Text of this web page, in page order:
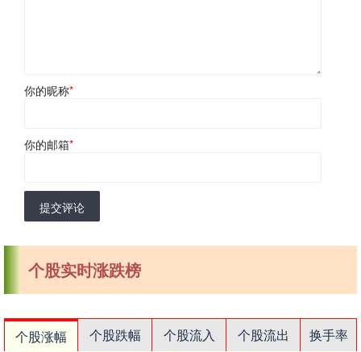
你的昵称*
你的邮箱*
提交评论
个股实时涨跌榜
个股涨幅 个股跌幅 个股流入 个股流出
换手率